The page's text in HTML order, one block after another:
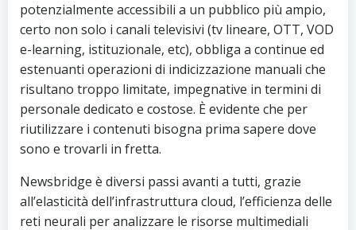
potenzialmente accessibili a un pubblico più ampio,
certo non solo i canali televisivi (tv lineare, OTT, VOD
e-learning, istituzionale, etc), obbliga a continue ed
estenuanti operazioni di indicizzazione manuali che
risultano troppo limitate, impegnative in termini di
personale dedicato e costose. È evidente che per
riutilizzare i contenuti bisogna prima sapere dove
sono e trovarli in fretta.
Newsbridge è diversi passi avanti a tutti, grazie
all’elasticità dell’infrastruttura cloud, l’efficienza delle
reti neurali per analizzare le risorse multimediali